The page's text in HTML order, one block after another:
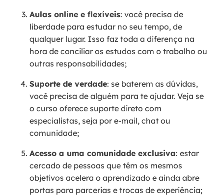
Aulas online e flexíveis: você precisa de
liberdade para estudar no seu tempo, de
qualquer lugar. Isso faz toda a diferença na
hora de conciliar os estudos com o trabalho ou
outras responsabilidades;
Suporte de verdade: se baterem as dúvidas,
você precisa de alguém para te ajudar. Veja se
o curso oferece suporte direto com
especialistas, seja por e-mail, chat ou
comunidade;
Acesso a uma comunidade exclusiva: estar
cercado de pessoas que têm os mesmos
objetivos acelera o aprendizado e ainda abre
portas para parcerias e trocas de experiência;